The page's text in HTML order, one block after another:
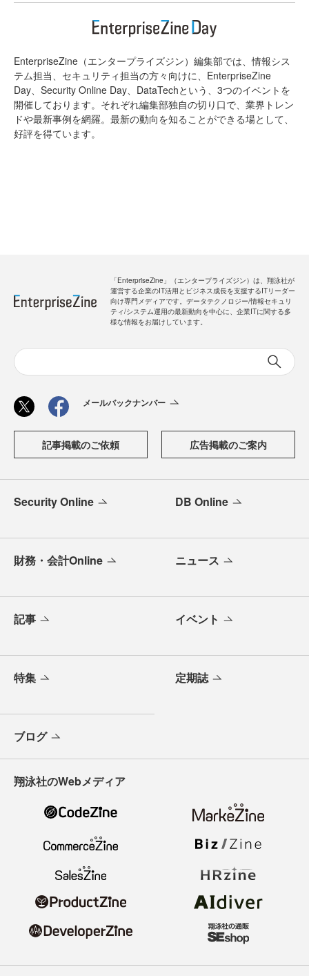
EnterpriseZine（エンタープライズジン）編集部では、情報シス
テム担当、セキュリティ担当の方々向けに、EnterpriseZine
Day、Security Online Day、DataTechという、3つのイベントを
開催しております。それぞれ編集部独自の切り口で、業界トレン
ドや最新事例を網羅。最新の動向を知ることができる場として、
好評を得ています。
「EnterpriseZine」（エンタープライズジン）は、翔泳社が
運営する企業のIT活用とビジネス成長を支援するITリーダー
向け専門メディアです。データテクノロジー/情報セキュリ
ティ/システム運用の最新動向を中心に、企業ITに関する多
様な情報をお届けしています。
メールバックナンバー
記事掲載のご依頼 広告掲載のご案内
Security Online DB Online
財務・会計Online ニュース
記事 イベント
特集 定期誌
ブログ
翔泳社のWebメディア